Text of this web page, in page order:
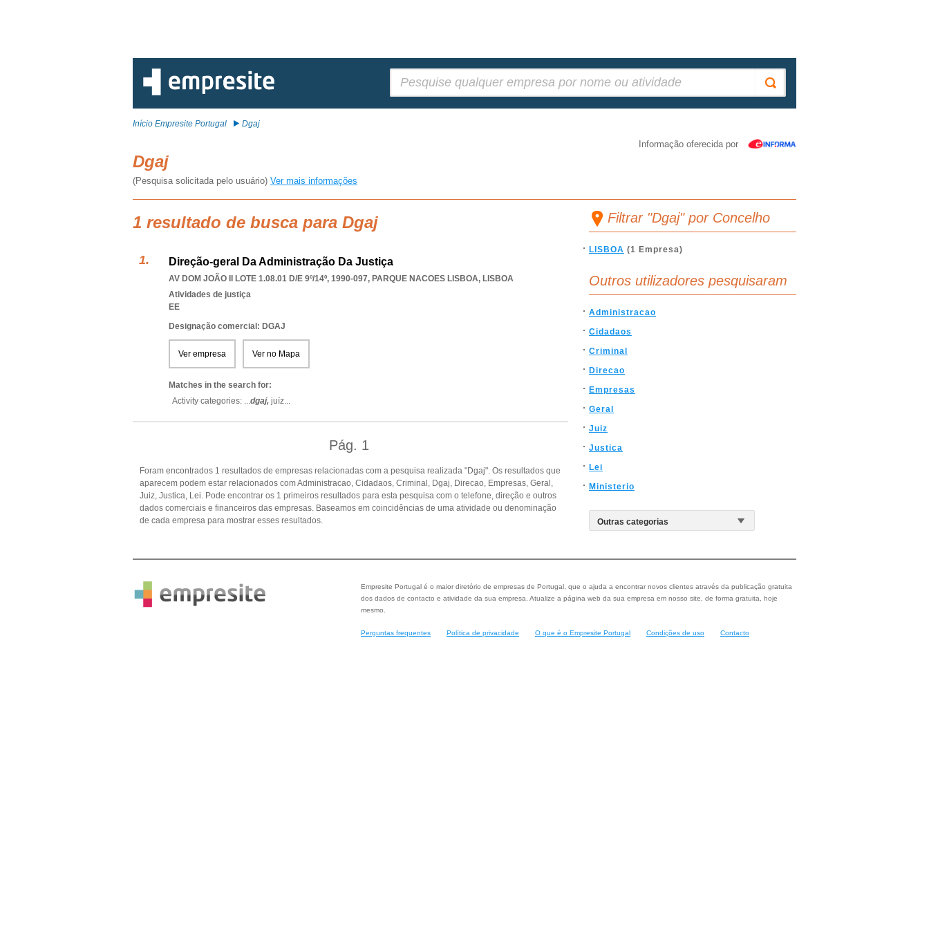
Início Empresite Portugal Dgaj
Informação oferecida por
Dgaj
(Pesquisa solicitada pelo usuário) Ver mais informações
1 resultado de busca para Dgaj
Direção-geral Da Administração Da Justiça
AV DOM JOÃO II LOTE 1.08.01 D/E 9º/14º, 1990-097, PARQUE NACOES LISBOA, LISBOA
Atividades de justiça
EE
Designação comercial: DGAJ
Ver empresa Ver no Mapa
Matches in the search for:
Activity categories: ...dgaj, juíz...
Pág. 1
Foram encontrados 1 resultados de empresas relacionadas com a pesquisa realizada "Dgaj". Os resultados que
aparecem podem estar relacionados com Administracao, Cidadaos, Criminal, Dgaj, Direcao, Empresas, Geral,
Juiz, Justica, Lei. Pode encontrar os 1 primeiros resultados para esta pesquisa com o telefone, direção e outros
dados comerciais e financeiros das empresas. Baseamos em coincidências de uma atividade ou denominação
de cada empresa para mostrar esses resultados.
Filtrar "Dgaj" por Concelho
LISBOA (1 Empresa)
Outros utilizadores pesquisaram
Administracao
Cidadaos
Criminal
Direcao
Empresas
Geral
Juiz
Justica
Lei
Ministerio
Empresite Portugal é o maior diretório de empresas de Portugal, que o ajuda a encontrar novos clientes através da publicação gratuita
dos dados de contacto e atividade da sua empresa. Atualize a página web da sua empresa em nosso site, de forma gratuita, hoje
mesmo.
Perguntas frequentes Política de privacidade O que é o Empresite Portugal Condições de uso Contacto